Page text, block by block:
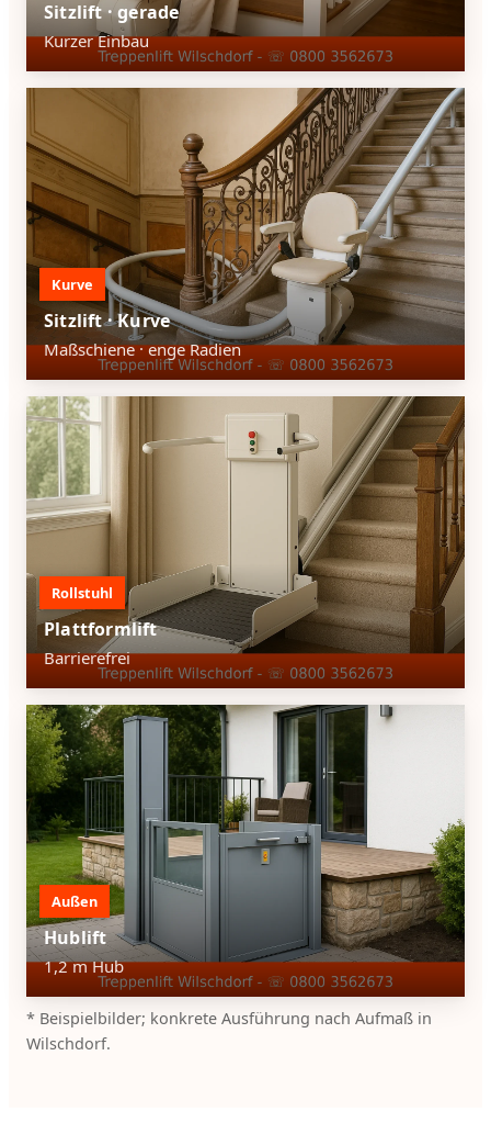
Sitzlift · gerade
Kurzer Einbau
Kurve
Sitzlift · Kurve
Maßschiene · enge Radien
Rollstuhl
Plattformlift
Barrierefrei
Außen
Hublift
1,2 m Hub
* Beispielbilder; konkrete Ausführung nach Aufmaß in
Wilschdorf.